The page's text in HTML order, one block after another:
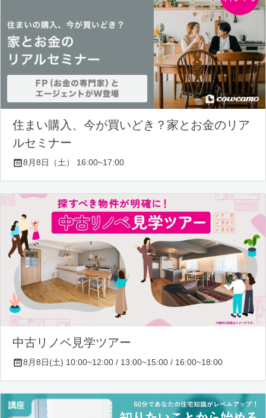
住まい購入、今が買いどき？家とお金のリア
ルセミナー
8月8日（土） 16:00~17:00
中古リノベ見学ツアー
8月8日(土) 10:00~12:00 / 13:00~15:00 / 16:00~18:00